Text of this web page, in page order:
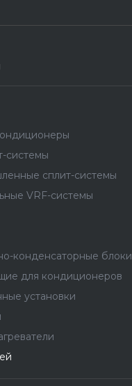
системы
сплит-системы
VRF-системы
конденсаторные блоки
для кондиционеров
установки